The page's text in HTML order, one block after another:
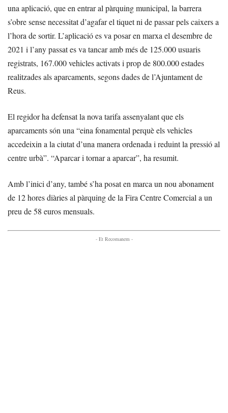
una aplicació, que en entrar al pàrquing municipal, la barrera
s’obre sense necessitat d’agafar el tiquet ni de passar pels caixers a
l’hora de sortir. L’aplicació es va posar en marxa el desembre de
2021 i l’any passat es va tancar amb més de 125.000 usuaris
registrats, 167.000 vehicles activats i prop de 800.000 estades
realitzades als aparcaments, segons dades de l’Ajuntament de
Reus.
El regidor ha defensat la nova tarifa assenyalant que els
aparcaments són una “eina fonamental perquè els vehicles
accedeixin a la ciutat d’una manera ordenada i reduint la pressió al
centre urbà”. “Aparcar i tornar a aparcar”, ha resumit.
Amb l’inici d’any, també s’ha posat en marca un nou abonament
de 12 hores diàries al pàrquing de la Fira Centre Comercial a un
preu de 58 euros mensuals.
- Et Recomanem -